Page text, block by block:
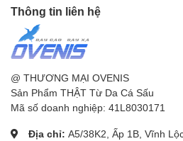
Thông tin liên hệ
@ THƯƠNG MẠI OVENIS
Sản Phẩm THẬT Từ Da Cá Sấu
Mã số doanh nghiệp: 41L8030171
Địa chỉ: A5/38K2, Ấp 1B, Vĩnh